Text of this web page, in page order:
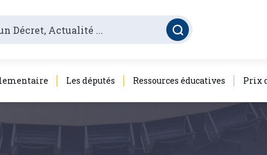
Les députés Ressources éducatives Prix